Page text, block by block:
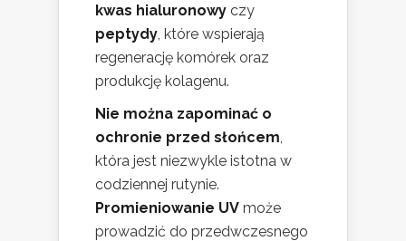
kwas hialuronowy czy
peptydy , które wspierają
regenerację komórek oraz
produkcję kolagenu.
Nie można zapominać o
ochronie przed słońcem
która jest niezwykle istotna w
codziennej rutynie.
Promieniowanie UV może
prowadzić do przedwczesnego